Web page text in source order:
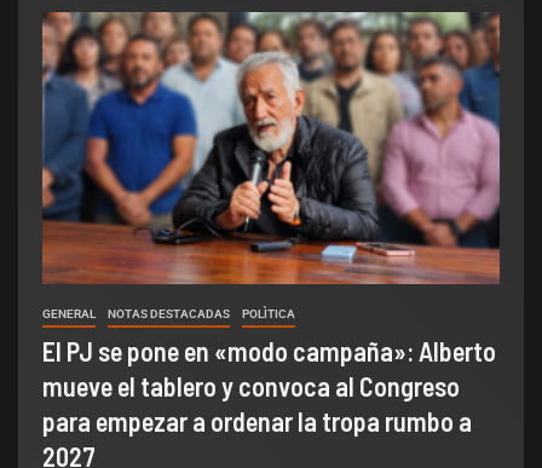
GENERAL NOTAS DESTACADAS POLÌTICA
El PJ se pone en «modo campaña»: Alberto
mueve el tablero y convoca al Congreso
para empezar a ordenar la tropa rumbo a
2027